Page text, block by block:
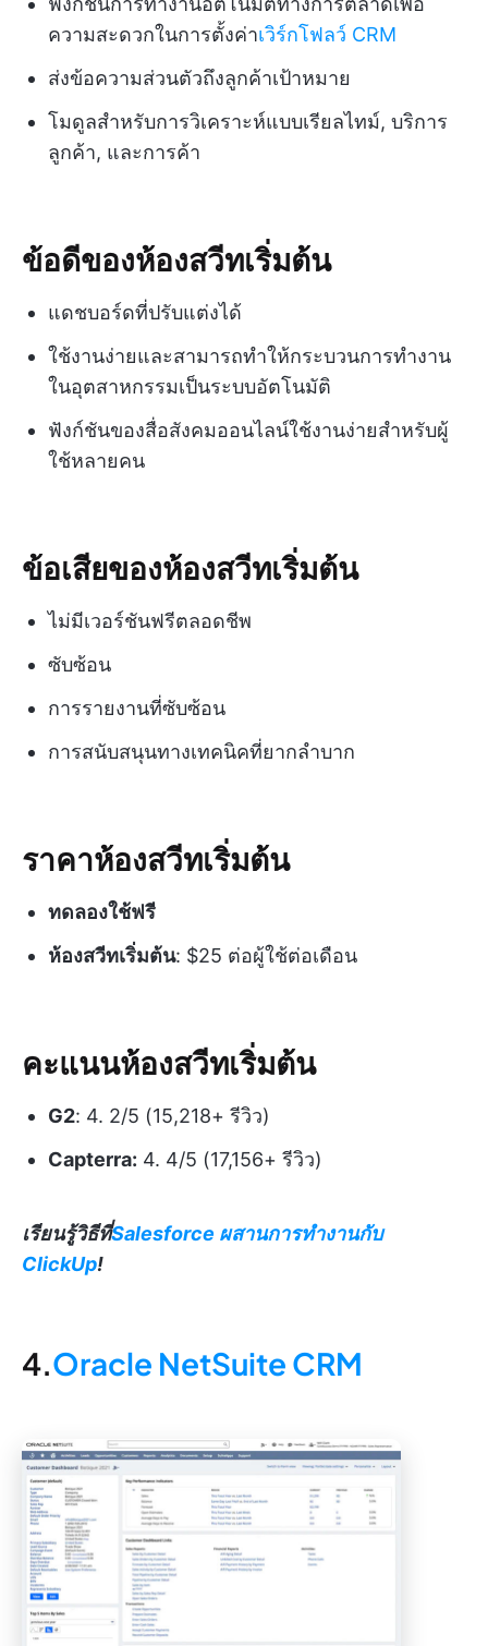
ความสะดวกในการตั้งค่าเวิร์กโฟลว์ CRM
ส่งข้อความส่วนตัวถึงลูกค้าเป้าหมาย
โมดูลสำหรับการวิเคราะห์แบบเรียลไทม์, บริการ
ลูกค้า, และการค้า
ข้อดีของห้องสวีทเริ่มต้น
แดชบอร์ดที่ปรับแต่งได้
ใช้งานง่ายและสามารถทำให้กระบวนการทำงาน
ในอุตสาหกรรมเป็นระบบอัตโนมัติ
ฟังก์ชันของสื่อสังคมออนไลน์ใช้งานง่ายสำหรับผู้
ใช้หลายคน
ข้อเสียของห้องสวีทเริ่มต้น
ไม่มีเวอร์ชันฟรีตลอดชีพ
ซับซ้อน
การรายงานที่ซับซ้อน
การสนับสนุนทางเทคนิคที่ยากลำบาก
ราคาห้องสวีทเริ่มต้น
ทดลองใช้ฟรี
ห้องสวีทเริ่มต้น: $25 ต่อผู้ใช้ต่อเดือน
คะแนนห้องสวีทเริ่มต้น
G2: 4. 2/5 (15,218+ รีวิว)
Capterra: 4. 4/5 (17,156+ รีวิว)
เรียนรู้วิธีที่Salesforce ผสานการทำงานกับ
ClickUp!
4.Oracle NetSuite CRM